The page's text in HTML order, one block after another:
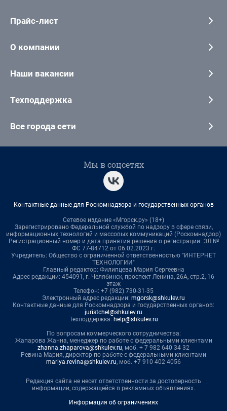
Прайс-лист
О компании
Наши вакансии
Техподдержка
Все города сети
Мы в соцсетях
Контактные данные для Роскомнадзора и государственных органов
Сетевое издание «Мгорск.ру» (18+)
Зарегистрировано Федеральной службой по надзору в сфере связи,
информационных технологий и массовых коммуникаций (Роскомнадзор)
Регистрационный номер и дата принятия решения о регистрации: ЭЛ №
ФС 77-84712 от 06.02.2023 г.
Учредитель: Общество с ограниченной ответственностью "ИНТЕРНЕТ
ТЕХНОЛОГИИ"
Главный редактор: Филипцева Мария Сергеевна
Адрес редакции: 454091, г. Челябинск, проспект Ленина, 26А, стр.2, 16
этаж
Телефон: +7 (982) 730-31-35
Электронный адрес редакции: mgorsk@shkulev.ru
Контактные данные для Роскомнадзора и государственных органов:
juristchel@shkulev.ru
Техподдержка: help@shkulev.ru
По вопросам коммерческого сотрудничества:
Жапарова Жанна, менеджер по работе с федеральными клиентами
zhanna.zhaparova@shkulev.ru, моб. + 7 982 640 34 32
Ревина Мария, директор по работе с федеральными клиентами
mariya.revina@shkulev.ru, моб. +7 910 402 4056
Редакция сайта не несет ответственности за достоверность
информации, содержащейся в рекламных объявлениях.
Информация об ограничениях